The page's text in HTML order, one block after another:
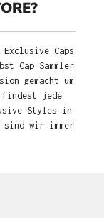
Caps
Cap Sammler
gemacht um
findest jede
Styles in
sind wir immer